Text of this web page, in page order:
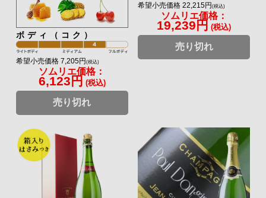
ボディ（コク）
希望小売価格 7,205円 (税込)
ソムリエ価格：
6,123円 (税込)
売り切れ
希望小売価格 22,215円(税込)
ソムリエ価格：
19,239円 (税込)
売り切れ